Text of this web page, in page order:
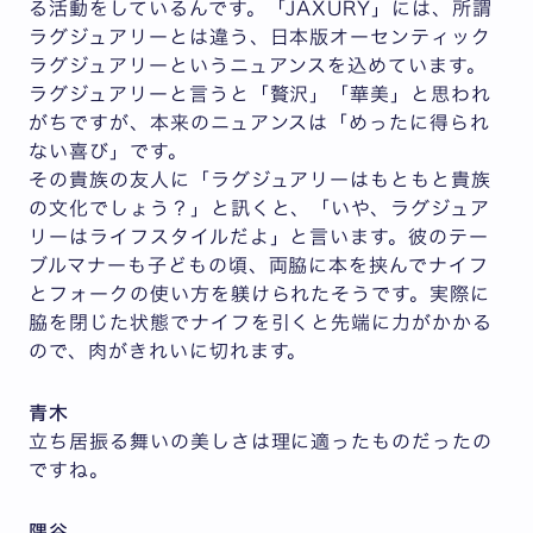
る活動をしているんです。「JAXURY」には、所謂
ラグジュアリーとは違う、日本版オーセンティック
ラグジュアリーというニュアンスを込めています。
ラグジュアリーと言うと「贅沢」「華美」と思われ
がちですが、本来のニュアンスは「めったに得られ
ない喜び」です。
その貴族の友人に「ラグジュアリーはもともと貴族
の文化でしょう？」と訊くと、「いや、ラグジュア
リーはライフスタイルだよ」と言います。彼のテー
ブルマナーも子どもの頃、両脇に本を挟んでナイフ
とフォークの使い方を躾けられたそうです。実際に
脇を閉じた状態でナイフを引くと先端に力がかかる
ので、肉がきれいに切れます。
青木
立ち居振る舞いの美しさは理に適ったものだったの
ですね。